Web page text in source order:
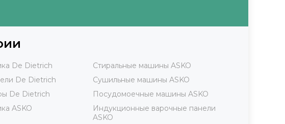
De Dietrich
De Dietrich
De Dietrich
ASKO
Стиральные машины ASKO
Сушильные машины ASKO
Посудомоечные машины ASKO
Индукционные варочные панели
ASKO